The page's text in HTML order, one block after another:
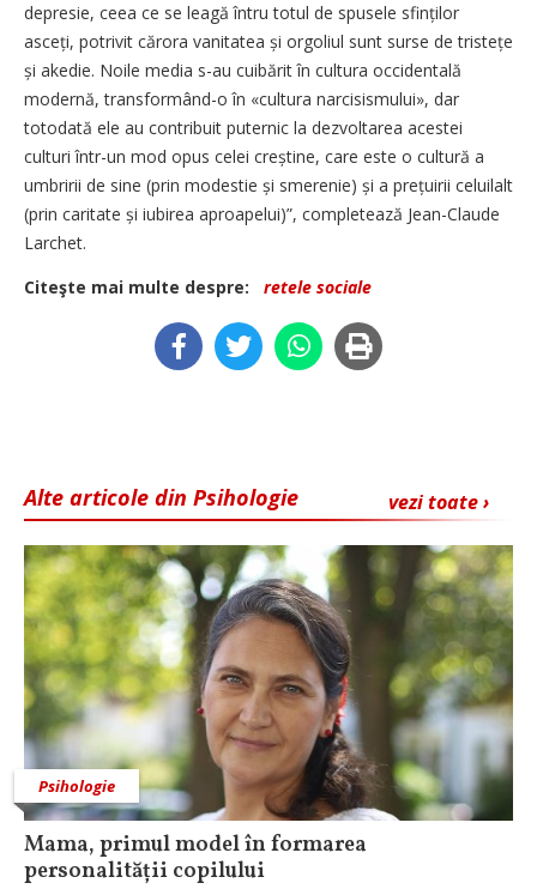
depresie, ceea ce se leagă întru totul de spusele sfinților
asceți, potrivit cărora vanitatea și orgoliul sunt surse de tristețe
și akedie. Noile media s-au cuibărit în cultura occidentală
modernă, transformând-o în «cultura narcisismului», dar
totodată ele au contribuit puternic la dezvoltarea acestei
culturi într-un mod opus celei creștine, care este o cultură a
umbririi de sine (prin modestie și smerenie) și a prețuirii celuilalt
(prin caritate și iubirea aproapelui)”, completează Jean-Claude
Larchet.
Citeşte mai multe despre:
retele sociale
vezi toate ›
Alte articole din Psihologie
Psihologie
Mama, primul model în formarea
personalității copilului